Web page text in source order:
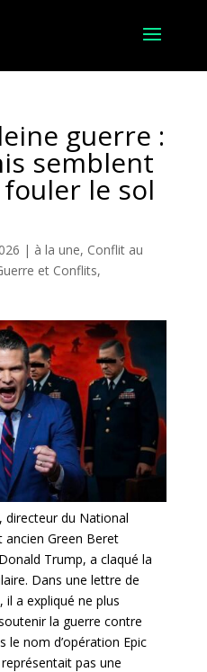
guerre :
semblent
fouler le sol
| à la une, Conflit au
et Conflits,
directeur du National
Green Beret
Trump, a claqué la
Dans une lettre de
il a expliqué ne plus
la guerre contre
le nom d’opération Epic
pas une